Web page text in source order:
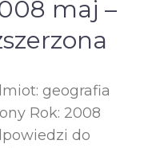
maj –
geografia
Rok: 2008
do